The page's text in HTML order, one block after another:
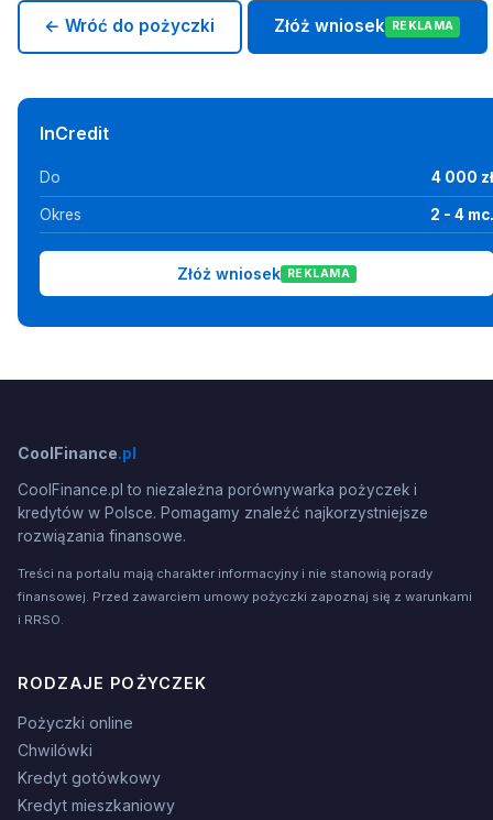
← Wróć do pożyczki Złóż wniosek REKLAMA
InCredit
Do 4 000 zł
Okres 2 - 4 mc.
Złóż wniosek REKLAMA
CoolFinance.pl
CoolFinance.pl to niezależna porównywarka pożyczek i
kredytów w Polsce. Pomagamy znaleźć najkorzystniejsze
rozwiązania finansowe.
Treści na portalu mają charakter informacyjny i nie stanowią porady
finansowej. Przed zawarciem umowy pożyczki zapoznaj się z warunkami
i RRSO.
RODZAJE POŻYCZEK
Pożyczki online
Chwilówki
Kredyt gotówkowy
Kredyt mieszkaniowy